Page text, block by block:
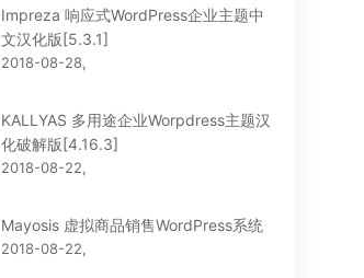
Impreza 响应式WordPress企业主题中
文汉化版[5.3.1]
2018-08-28,
KALLYAS 多用途企业Worpdress主题汉
化破解版[4.16.3]
2018-08-22,
Mayosis 虚拟商品销售WordPress系统
2018-08-22,